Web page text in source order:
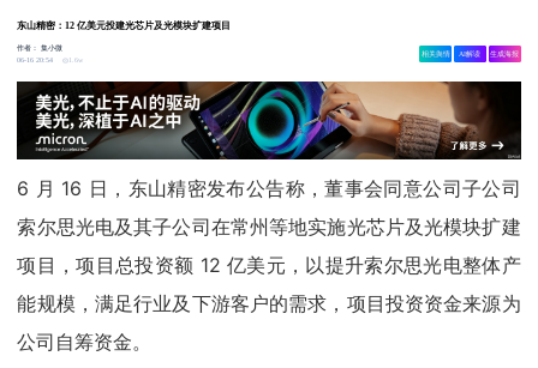
东山精密：12 亿美元投建光芯片及光模块扩建项目
作者：集小微
06-16 20:54
1.6w
相关舆情 AI解读 生成海报
6 月 16 日，东山精密发布公告称，董事会同意公司子公司
索尔思光电及其子公司在常州等地实施光芯片及光模块扩建
项目，项目总投资额 12 亿美元，以提升索尔思光电整体产
能规模，满足行业及下游客户的需求，项目投资资金来源为
公司自筹资金。